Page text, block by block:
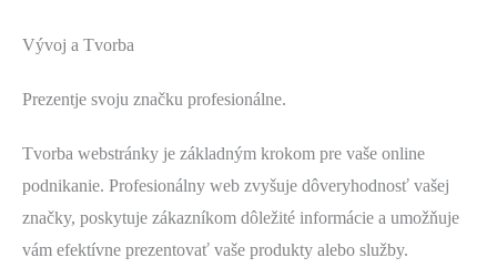
Vývoj a Tvorba
Prezentje svoju značku profesionálne.
Tvorba webstránky je základným krokom pre vaše online
podnikanie. Profesionálny web zvyšuje dôveryhodnosť vašej
značky, poskytuje zákazníkom dôležité informácie a umožňuje
vám efektívne prezentovať vaše produkty alebo služby.